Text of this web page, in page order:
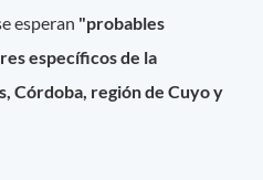
esperan "probables
específicos de la
Córdoba, región de Cuyo y